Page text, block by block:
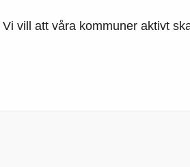
vill att våra kommuner aktivt ska